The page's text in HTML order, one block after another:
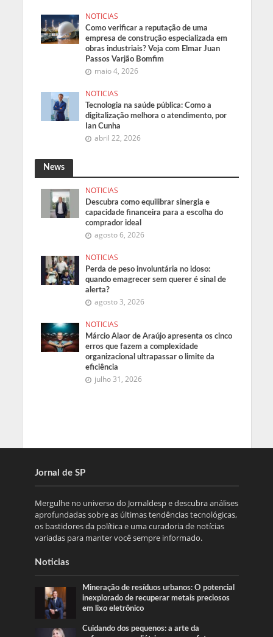
NOTICIAS
Como verificar a reputação de uma
empresa de construção especializada em
obras industriais? Veja com Elmar Juan
Passos Varjão Bomfim
maio 4, 2026
NOTICIAS
Tecnologia na saúde pública: Como a
digitalização melhora o atendimento, por
Ian Cunha
abril 22, 2026
News
NOTICIAS
Descubra como equilibrar sinergia e
capacidade financeira para a escolha do
comprador ideal
agosto 6, 2026
NOTICIAS
Perda de peso involuntária no idoso:
quando emagrecer sem querer é sinal de
alerta?
agosto 3, 2026
NOTICIAS
Márcio Alaor de Araújo apresenta os cinco
erros que fazem a complexidade
organizacional ultrapassar o limite da
eficiência
julho 31, 2026
Jornal de SP
Mergulhe no universo do Jornaldesp e descubra análises
aprofundadas sobre as últimas tendências tecnológicas,
os bastidores da política e uma curadoria de notícias
variadas para manter você sempre informado.
Noticias
Mineração de resíduos urbanos: O potencial
inexplorado de recuperar metais preciosos
em lixo eletrônico
Cuidando dos pequenos: a arte da